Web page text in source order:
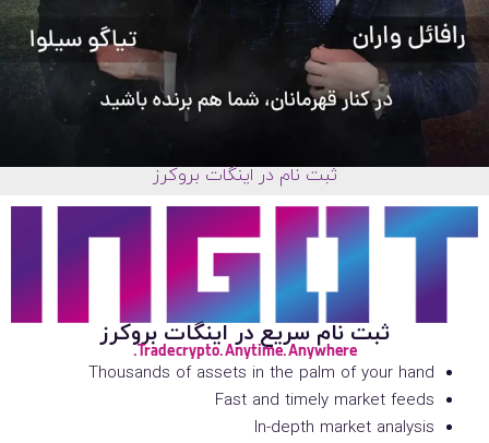
ثبت نام در اینگات بروکرز
ثبت نام سریع در اینگات بروکرز
Trade crypto. Anytime. Anywhere.
Thousands of assets in the palm of your hand
Fast and timely market feeds
In-depth market analysis